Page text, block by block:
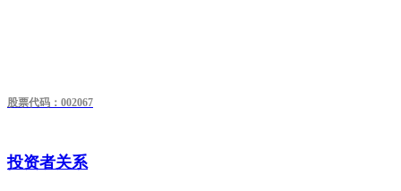
股票代码：002067
投资者关系